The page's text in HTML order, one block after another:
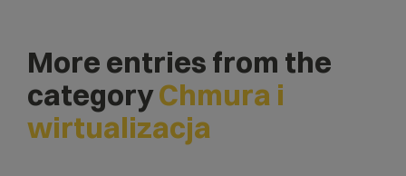
More entries from the
categoryChmura i
wirtualizacja